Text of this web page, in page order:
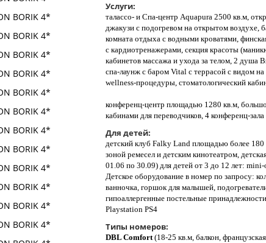
Услуги:
талассо- и Спа-центр Aquapura 2500 кв.м,
джакузи с подогревом на открытом воздухе,
комната отдыха с водными кроватями,
с кардиотренажерами, секция красоты
кабинетов массажа и ухода за телом, 2
спа-лаунж с баром Vital с террасой с видом
wellness-процедуры, стоматологический
конференц-центр площадью 1280 кв.м,
кабинами для переводчиков, 4 конференц-
Для детей:
детский клуб Falky Land площадью более
зоной ремесел и детским кинотеатром,
01.06 по 30.09) для детей от 3 до 12 лет:
Детское оборудование в номер по запросу:
ванночка, горшок для малышей,
гипоаллергенные постельные
Playstation PS4
Типы номеров:
DBL Сomfort(18-25 кв.м, балкон,